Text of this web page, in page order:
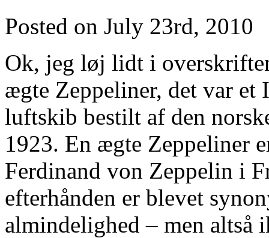
Posted on July 23rd, 2010
Ok, jeg løj lidt i
ægte Zeppeliner, det var
luftskib bestilt af den
1923. En ægte Zeppeliner
Ferdinand von Zeppelin i
efterhånden er blevet
almindelighed – men